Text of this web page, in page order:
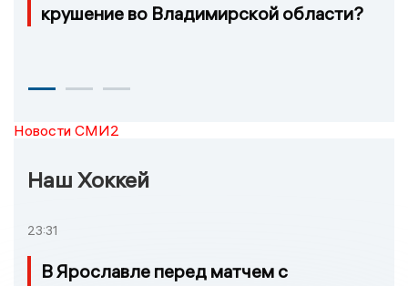
крушение во Владимирской области?
Новости СМИ2
Наш Хоккей
23:31
В Ярославле перед матчем с